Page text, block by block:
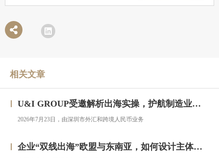
相关文章
U&I GROUP受邀解析出海实操，护航制造业企业汇率风险管理
2026年7月23日，由深圳市外汇和跨境人民币业务
企业“双线出海”欧盟与东南亚，如何设计主体架构？——对话汇智集团